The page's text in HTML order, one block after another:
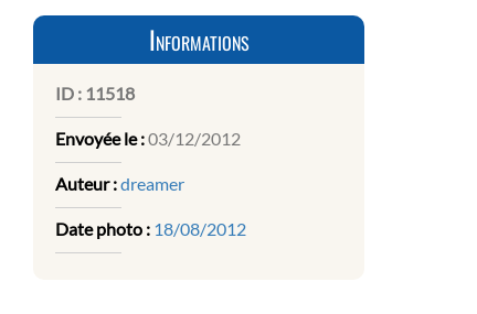
Informations
ID : 11518
Envoyée le :03/12/2012
Auteur :dreamer
Date photo : 18/08/2012